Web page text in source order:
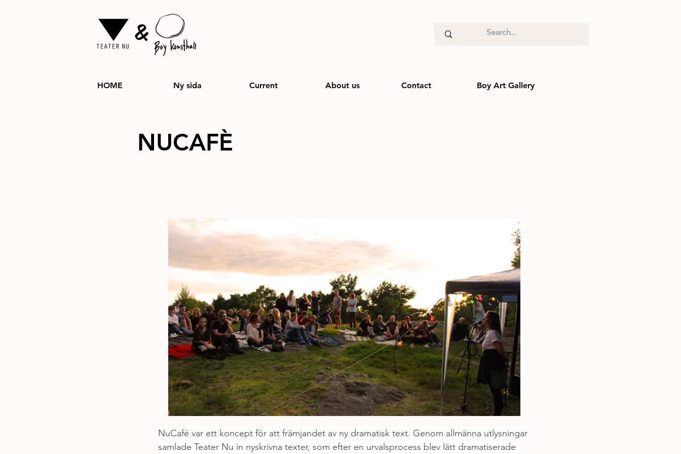
&
HOME Ny sida Current About us Contact Boy Art Gallery
NUCAFÈ
NuCafé var ett koncept för att främjandet av ny dramatisk text. Genom allmänna utlysningar
samlade Teater Nu in nyskrivna texter, som efter en urvalsprocess blev lätt dramatiserade